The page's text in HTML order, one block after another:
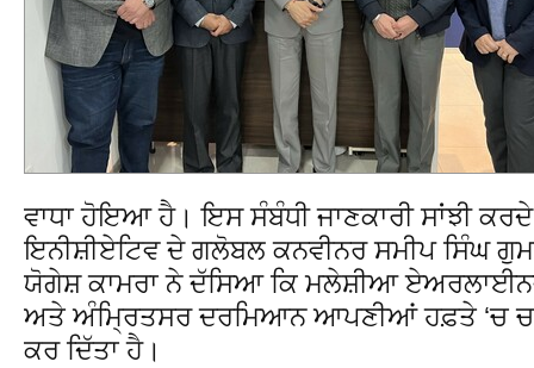
ਵਾਧਾ ਹੋਇਆ ਹੈ। ਇਸ ਸੰਬੰਧੀ ਜਾਣਕਾਰੀ ਸਾਂਝੀ
ਇਨੀਸ਼ੀਏਟਿਵ ਦੇ ਗਲੋਬਲ ਕਨਵੀਨਰ ਸਮੀਪ ਸਿੰਘ
ਯੋਗੇਸ਼ ਕਾਮਰਾ ਨੇ ਦੱਸਿਆ ਕਿ ਮਲੇਸ਼ੀਆ
ਅਤੇ ਅੰਮ੍ਰਿਤਸਰ ਦਰਮਿਆਨ ਆਪਣੀਆਂ ਹਫ਼ਤੇ ‘ਚ
ਕਰ ਦਿੱਤਾ ਹੈ।